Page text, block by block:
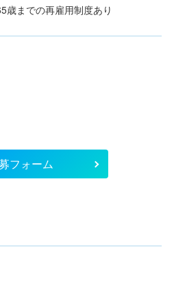
までの再雇用制度あり
フォーム